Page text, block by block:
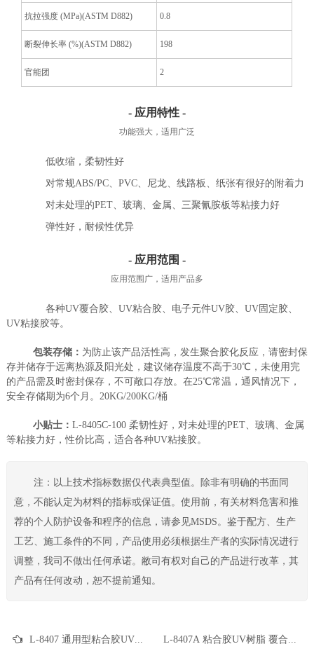
抗拉强度 (MPa)(ASTM D882) 0.8
断裂伸长率 (%)(ASTM D882) 198
官能团 2
- 应用特性 -
功能强大，适用广泛
低收缩，柔韧性好
对常规ABS/PC、PVC、尼龙、线路板、纸张有很好的附着力
对未处理的PET、玻璃、金属、三聚氰胺板等粘接力好
弹性好，耐候性优异
- 应用范围 -
应用范围广，适用产品多
各种UV覆合胶、UV粘合胶、电子元件UV胶、UV固定胶、
UV粘接胶等。
包装存储： 为防止该产品活性高，发生聚合胶化反应，请密封保
存并储存于远离热源及阳光处，建议储存温度不高于30℃，未使用完
的产品需及时密封保存，不可敞口存放。在25℃常温，通风情况下，
安全存储期为6个月。20KG/200KG/桶
小贴士： L-8405C-100 柔韧性好，对未处理的PET、玻璃、金属
等粘接力好，性价比高，适合各种UV粘接胶。
注：以上技术指标数据仅代表典型值。除非有明确的书面同
意，不能认定为材料的指标或保证值。使用前，有关材料危害和推
荐的个人防护设备和程序的信息，请参见MSDS。鉴于配方、生产
工艺、施工条件的不同，产品使用必须根据生产者的实际情况进行
调整，我司不做出任何承诺。敝司有权对自己的产品进行改革，其
产品有任何改动，恕不提前通知。